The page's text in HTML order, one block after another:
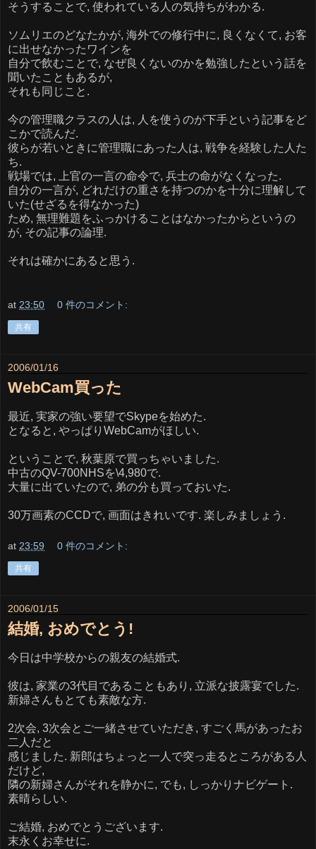
そうすることで, 使われている人の気持ちがわかる.
ソムリエのどなたかが, 海外での修行中に, 良くなくて, お客
に出せなかったワインを
自分で飲むことで, なぜ良くないのかを勉強したという話を
聞いたこともあるが,
それも同じこと.
今の管理職クラスの人は, 人を使うのが下手という記事をど
こかで読んだ.
彼らが若いときに管理職にあった人は, 戦争を経験した人た
ち.
戦場では, 上官の一言の命令で, 兵士の命がなくなった.
自分の一言が, どれだけの重さを持つのかを十分に理解して
いた(せざるを得なかった)
ため, 無理難題をふっかけることはなかったからというの
が, その記事の論理.
それは確かにあると思う.
at 23:50 0 件のコメント:
共有
2006/01/16
WebCam買った
最近, 実家の強い要望でSkypeを始めた.
となると, やっぱりWebCamがほしい.
ということで, 秋葉原で買っちゃいました.
中古のQV-700NHSを\4,980で.
大量に出ていたので, 弟の分も買っておいた.
30万画素のCCDで, 画面はきれいです. 楽しみましょう.
at 23:59 0 件のコメント:
共有
2006/01/15
結婚, おめでとう!
今日は中学校からの親友の結婚式.
彼は, 家業の3代目であることもあり, 立派な披露宴でした.
新婦さんもとても素敵な方.
2次会, 3次会とご一緒させていただき, すごく馬があったお
二人だと
感じました. 新郎はちょっと一人で突っ走るところがある人
だけど,
隣の新婦さんがそれを静かに, でも, しっかりナビゲート.
素晴らしい.
ご結婚, おめでとうございます.
末永くお幸せに.